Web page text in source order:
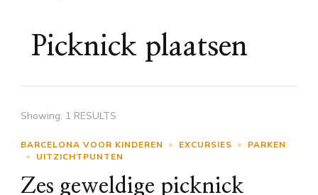
Picknick plaatsen
Showing: 1 RESULTS
BARCELONA VOOR KINDEREN EXCURSIES
PARKEN
UITZICHTPUNTEN
Zes geweldige picknick